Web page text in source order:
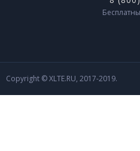
Copyright © XLTE.RU, 2017-2019.